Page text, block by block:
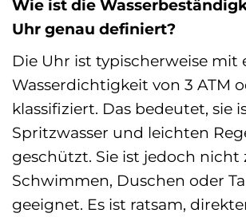
Wie ist die
Uhr genau definiert?
Die Uhr ist typischerweise mit
Wasserdichtigkeit von 3 ATM
klassifiziert. Das bedeutet, sie
Spritzwasser und leichten
geschützt. Sie ist jedoch nicht
Schwimmen, Duschen oder
geeignet. Es ist ratsam,